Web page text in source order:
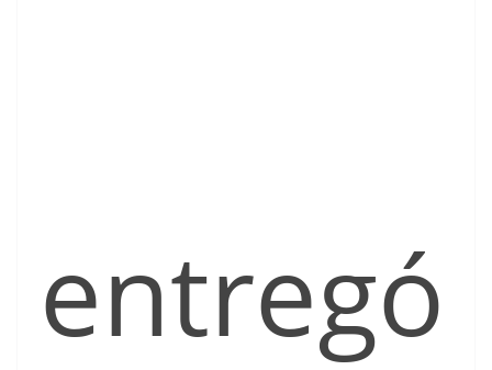
entregó